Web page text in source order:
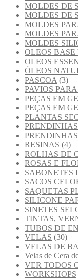
MOLDES DE
MOLDES DE
MOLDES
MOLDES
MOLDES
OLEOS BASE
OLEOS
ÓLEOS
PASCOA (3)
PAVIOS
PEÇAS EM
PEÇAS EM
PLANTAS
RESINAS (4)
ROLHAS DE
ROSAS E
SABONETES
SACOS
SAQUETAS
SILICONE
SINETES
TINTAS,
TUBOS DE
VELAS (30)
VELAS DE
Velas de Cera
VER TODOS
WORKSHOPS